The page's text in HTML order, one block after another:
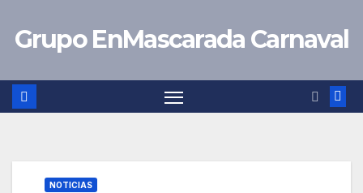
Grupo EnMascarada Carnaval
NOTICIAS